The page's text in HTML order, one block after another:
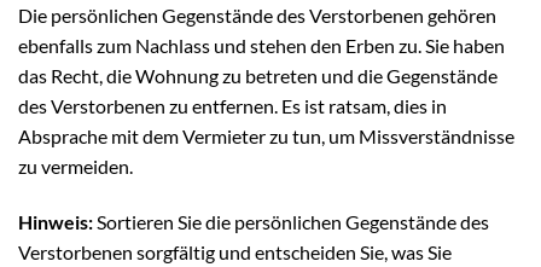
Die persönlichen Gegenstände des Verstorbenen gehören
ebenfalls zum Nachlass und stehen den Erben zu. Sie haben
das Recht, die Wohnung zu betreten und die Gegenstände
des Verstorbenen zu entfernen. Es ist ratsam, dies in
Absprache mit dem Vermieter zu tun, um Missverständnisse
zu vermeiden.
Hinweis:Sortieren Sie die persönlichen Gegenstände des
Verstorbenen sorgfältig und entscheiden Sie, was Sie